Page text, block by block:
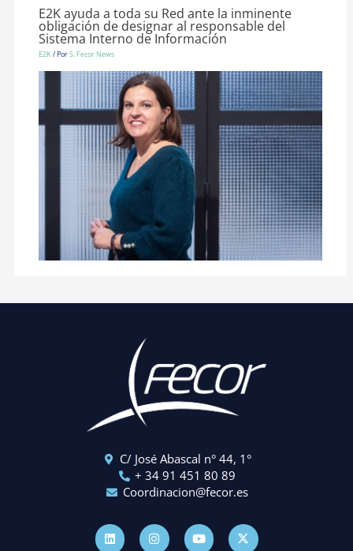
E2K ayuda a toda su Red ante la inminente
obligación de designar al responsable del
Sistema Interno de Información
E2K/ PorS. Fecor News
C/ José Abascal n° 44, 1°
+ 34 91 451 80 89
Coordinacion@fecor.es
L
i
n
I
n
s
Y
o
u
X
-
t